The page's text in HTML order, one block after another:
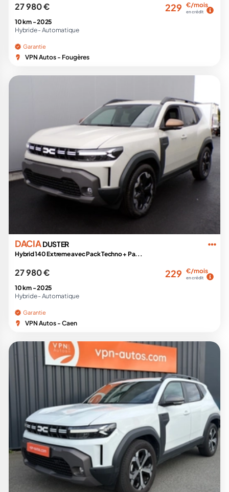
27 980 € 229 €/mois
en crédit
10 km -2025
Hybride - Automatique
Garantie
VPN Autos - Fougères
DACIADUSTER
Hybrid 140 Extreme avec Pack Techno + Pa...
27 980 € 229 €/mois
en crédit
10 km -2025
Hybride - Automatique
Garantie
VPN Autos - Caen